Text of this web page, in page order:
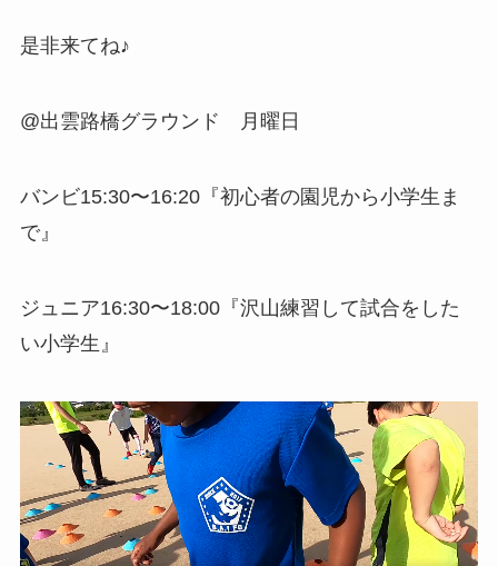
是非来てね♪
@出雲路橋グラウンド 月曜日
バンビ15:30〜16:20『初心者の園児から小学生ま
で』
ジュニア16:30〜18:00『沢山練習して試合をした
い小学生』